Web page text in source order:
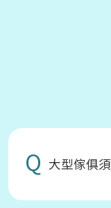
Q 大型傢俱